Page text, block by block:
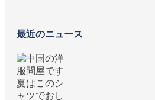
最近のニュース